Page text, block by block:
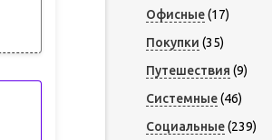
Офисные(17)
Покупки (35)
Путешествия (9)
Системные(46)
Социальные(239)